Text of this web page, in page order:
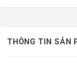
THÔNG TIN SẢN